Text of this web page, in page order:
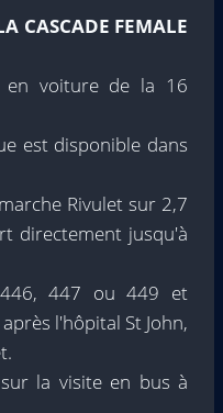
CASCADE FEMALE
voiture de la 16
est disponible dans
Rivulet sur 2,7
directement jusqu'à
447 ou 449 et
l'hôpital St John,
la visite en bus à